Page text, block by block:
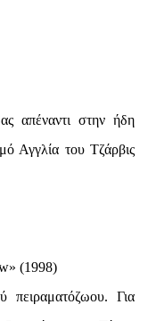
απέναντι στην ήδη
Αγγλία του Τζάρβις
(1998)
πειραματόζωου. Για